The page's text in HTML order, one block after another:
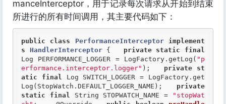
manceInterceptor，用于记录每次请求从开始到结束
所进行的所有时间调用，其主要代码如下：
public class PerformanceInterceptor
implement
s
HandlerInterceptor { private static
final
Log PERFORMANCE_LOGGER = LogFactory.getLog( "p
erformance.interceptor.logger" ); private
st
atic
final Log SWITCH_LOGGER = LogFactory.get
Log(StopWatch.DEFAULT_LOGGER_NAME); private
static
final String STOPWATCH_NAME =
"stopWat